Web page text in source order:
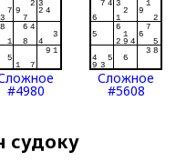
#4980
Сложное
#5608
судоку